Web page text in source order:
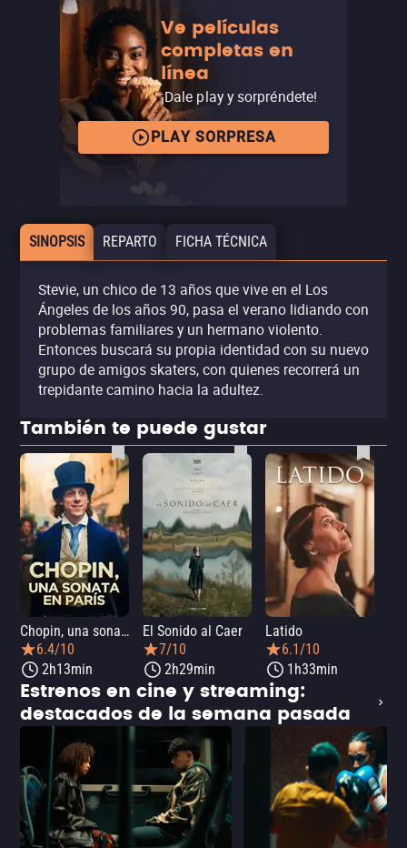
Ve películas
completas en
línea
¡Dale play y sorpréndete!
PLAY SORPRESA
SINOPSIS REPARTO FICHA TÉCNICA
Stevie, un chico de 13 años que vive en el Los
Ángeles de los años 90, pasa el verano lidiando con
problemas familiares y un hermano violento.
Entonces buscará su propia identidad con su nuevo
grupo de amigos skaters, con quienes recorrerá un
trepidante camino hacia la adultez.
También te puede gustar
Chopin, una sonata en París
6.4/10
2h13min
El Sonido al Caer
7/10
2h29min
Latido
6.1/10
1h33min
Estrenos en cine y streaming:
destacados de la semana pasada